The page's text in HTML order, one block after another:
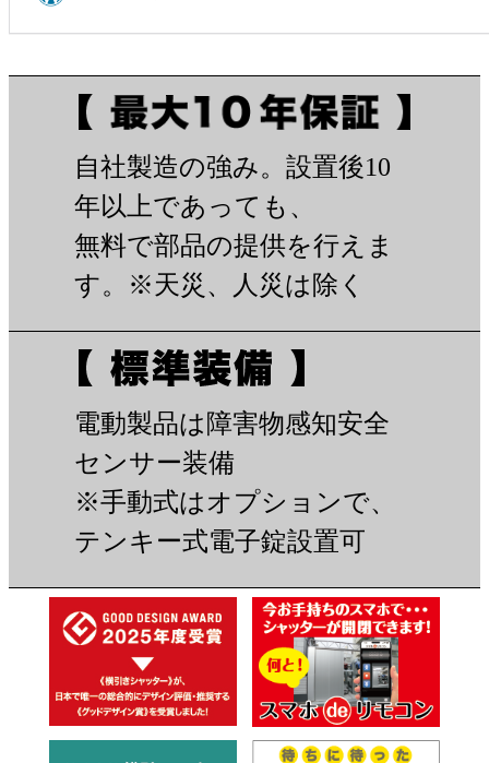
自社製造の強み。設置後10
年以上であっても、
無料で部品の提供を行えま
す。※天災、人災は除く
電動製品は障害物感知安全
センサー装備
※手動式はオプションで、
テンキー式電子錠設置可